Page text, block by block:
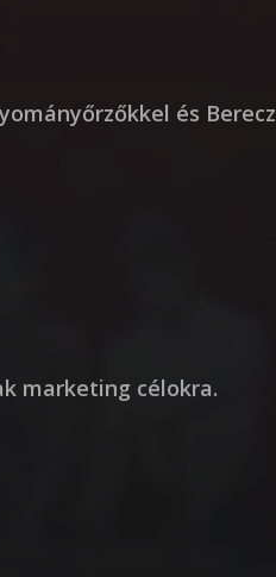
és Berecz
marketing célokra.